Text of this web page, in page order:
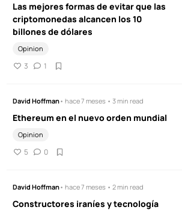
Las mejores formas de evitar que las
criptomonedas alcancen los 10
billones de dólares
Opinion
3 1
David Hoffman• hace 7 meses • 3 min read
Ethereum en el nuevo orden mundial
Opinion
5 0
David Hoffman• hace 7 meses • 2 min read
Constructores iraníes y tecnología